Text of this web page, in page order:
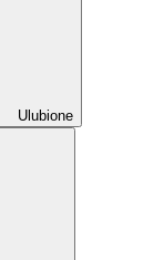
Ulubione